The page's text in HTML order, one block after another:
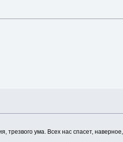
ума. Всех нас спасет,